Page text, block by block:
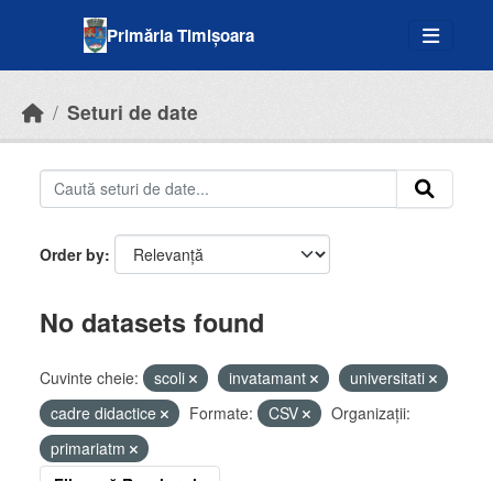
Primăria Timișoara
Seturi de date
Order by
No datasets found
Cuvinte cheie: scoli invatamant
universitati
cadre didactice
Formate: CSV
Organizații:
primariatm